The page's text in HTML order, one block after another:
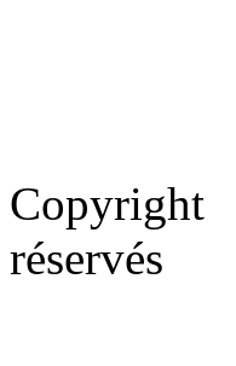
réservés